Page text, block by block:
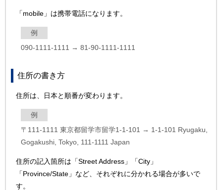
「mobile」は携帯電話になります。
例
090-1111-1111 → 81-90-1111-1111
住所の書き方
住所は、日本と順番が変わります。
例
〒111-1111 東京都留学市留学1-1-101 → 1-1-101 Ryugaku,
Gogakushi, Tokyo, 111-1111 Japan
住所の記入箇所は「Street Address」「City」
「Province/State」など、それぞれに分かれる場合が多いで
す。